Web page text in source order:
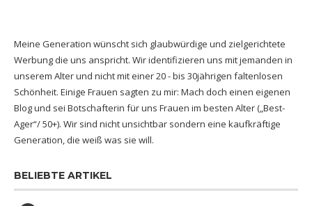
Meine Generation wünscht sich glaubwürdige und zielgerichtete
Werbung die uns anspricht. Wir identifizieren uns mit jemanden in
unserem Alter und nicht mit einer 20 - bis 30jährigen faltenlosen
Schönheit. Einige Frauen sagten zu mir: Mach doch einen eigenen
Blog und sei Botschafterin für uns Frauen im besten Alter („Best-
Ager“/ 50+). Wir sind nicht unsichtbar sondern eine kaufkräftige
Generation, die weiß was sie will.
BELIEBTE ARTIKEL